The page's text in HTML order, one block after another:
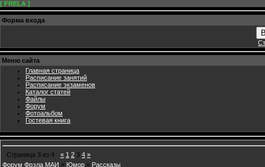
[ FRELA ]
Форма входа
Меню сайта
Главная страница
Расписание занятий
Расписание экзаменов
Каталог статей
Файлы
Форум
Фотоальбом
Гостевая книга
Страница 3 из 4 « 1 2 3 4 »
Форум Фрэла МАИ » Юмор » Рассказы